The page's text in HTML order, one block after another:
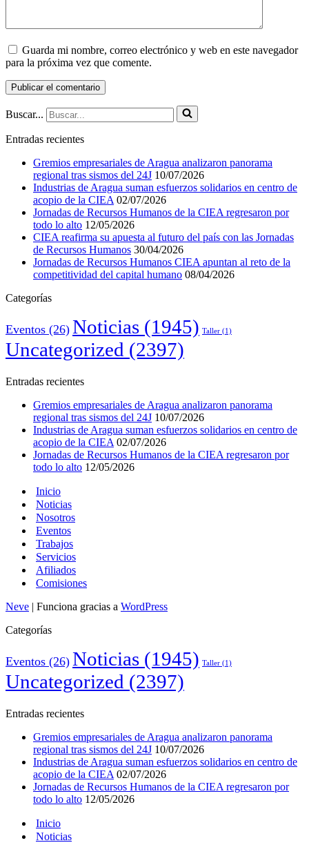
Guarda mi nombre, correo electrónico y web en este navegador
para la próxima vez que comente.
Buscar...
Entradas recientes
Gremios empresariales de Aragua analizaron panorama
regional tras sismos del 24J 10/07/2026
Industrias de Aragua suman esfuerzos solidarios en centro de
acopio de la CIEA 02/07/2026
Jornadas de Recursos Humanos de la CIEA regresaron por
todo lo alto 12/05/2026
CIEA reafirma su apuesta al futuro del país con las Jornadas
de Recursos Humanos 30/04/2026
Jornadas de Recursos Humanos CIEA apuntan al reto de la
competitividad del capital humano 08/04/2026
Categorías
Eventos (26) Noticias (1945) Taller (1)
Uncategorized (2397)
Entradas recientes
Gremios empresariales de Aragua analizaron panorama
regional tras sismos del 24J 10/07/2026
Industrias de Aragua suman esfuerzos solidarios en centro de
acopio de la CIEA 02/07/2026
Jornadas de Recursos Humanos de la CIEA regresaron por
todo lo alto 12/05/2026
Inicio
Noticias
Nosotros
Eventos
Trabajos
Servicios
Afiliados
Comisiones
Neve | Funciona gracias a WordPress
Categorías
Eventos (26) Noticias (1945) Taller (1)
Uncategorized (2397)
Entradas recientes
Gremios empresariales de Aragua analizaron panorama
regional tras sismos del 24J 10/07/2026
Industrias de Aragua suman esfuerzos solidarios en centro de
acopio de la CIEA 02/07/2026
Jornadas de Recursos Humanos de la CIEA regresaron por
todo lo alto 12/05/2026
Inicio
Noticias